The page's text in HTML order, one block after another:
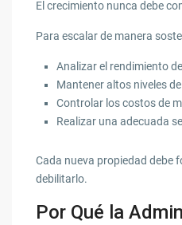
El crecimiento nunca debe
Para escalar de manera
Analizar el rendimiento
Mantener altos niveles
Controlar los costos de
Realizar una adecuada
Cada nueva propiedad debe
debilitarlo.
Por Qué la